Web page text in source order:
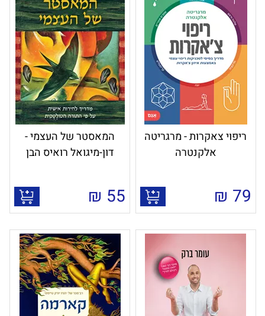
ריפוי צאקרות - מרגריטה
אלקנטרה
79
₪
המאסטר של העצמי -
דון-מיגואל רואיס הבן
55
₪